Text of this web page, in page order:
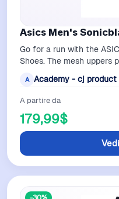
Asics Men's
Go for a run with the
Shoes. The mesh uppers
A Academy - cj product
A partire da
179,99$